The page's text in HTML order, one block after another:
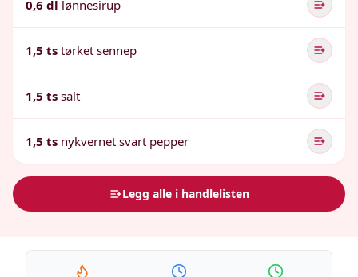
0,6 dl lønnesirup
1,5 ts tørket sennep
1,5 ts salt
1,5 ts nykvernet svart pepper
Legg alle i handlelisten